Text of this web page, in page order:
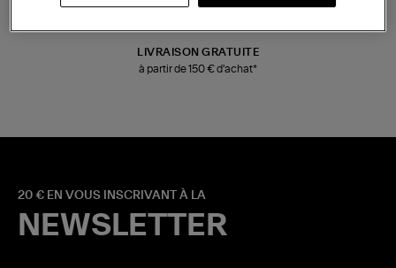
LIVRAISON GRATUITE
à partir de 150 € d'achat*
20 € EN VOUS INSCRIVANT À LA
NEWSLETTER